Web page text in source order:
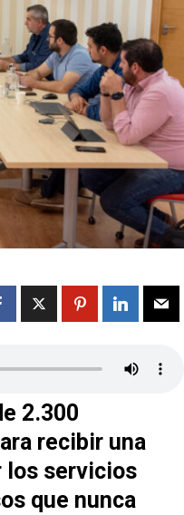
2.300
recibir una
los servicios
que nunca